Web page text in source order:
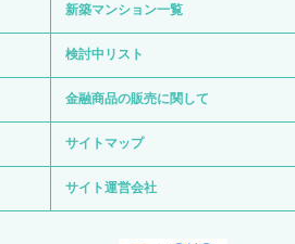
新築マンション一覧
検討中リスト
金融商品の販売に関して
サイトマップ
サイト運営会社